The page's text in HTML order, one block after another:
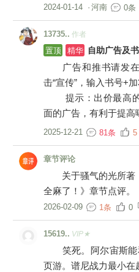
2024-01-14 · 河南 0条
13735.. 作者
置顶 精华 自助广告及
广告和推书请发在
击“宣传”，输入书号+
提示：出价最高的
面的广告，有利于提
告，一律小黑屋。
2025-12-21 81条 5
章节评论
关于骚气的光所著
全麻了！》章节点评。
2026-02-09 1条 0
15619.. VIP★
笑死。阿尔宙斯能
页游。谱尼战力最小